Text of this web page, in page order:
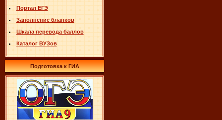
Портал ЕГЭ
Заполнение бланков
Шкала перевода баллов
Каталог ВУЗов
Подготовка к ГИА